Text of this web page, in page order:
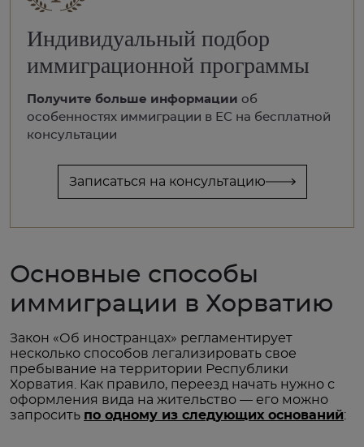
Индивидуальный подбор
иммиграционной программы
Получите больше информации об
особенностях иммиграции в ЕС на бесплатной
консультации
Записаться на консультацию
Основные способы
иммиграции в Хорватию
Закон «Об иностранцах» регламентирует
несколько способов легализировать свое
пребывание на территории Республики
Хорватия. Как правило, переезд начать нужно с
оформления вида на жительство — его можно
запросить по одному из следующих оснований: